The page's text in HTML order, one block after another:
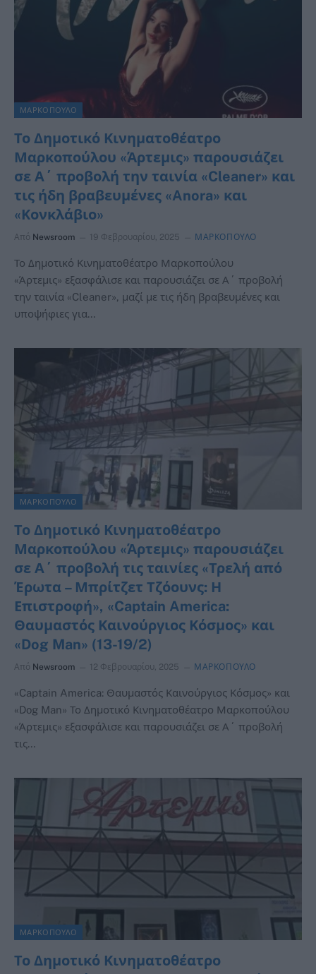
ΜΑΡΚΟΠΟΥΛΟ
Το Δημοτικό Κινηματοθέατρο
Μαρκοπούλου «Άρτεμις» παρουσιάζει
σε Α΄ προβολή την ταινία «Cleaner» και
τις ήδη βραβευμένες «Anora» και
«Κονκλάβιο»
Από Newsroom 19 Φεβρουαρίου, 2025 ΜΑΡΚΟΠΟΥΛΟ
Το Δημοτικό Κινηματοθέατρο Μαρκοπούλου
«Άρτεμις» εξασφάλισε και παρουσιάζει σε Α΄ προβολή
την ταινία «Cleaner», μαζί με τις ήδη βραβευμένες και
υποψήφιες για…
ΜΑΡΚΟΠΟΥΛΟ
Το Δημοτικό Κινηματοθέατρο
Μαρκοπούλου «Άρτεμις» παρουσιάζει
σε Α΄ προβολή τις ταινίες «Τρελή από
Έρωτα – Μπρίτζετ Τζόουνς: Η
Επιστροφή», «Captain America:
Θαυμαστός Καινούργιος Κόσμος» και
«Dog Man» (13-19/2)
Από Newsroom 12 Φεβρουαρίου, 2025 ΜΑΡΚΟΠΟΥΛΟ
«Captain America: Θαυμαστός Καινούργιος Κόσμος» και
«Dog Man» Το Δημοτικό Κινηματοθέατρο Μαρκοπούλου
«Άρτεμις» εξασφάλισε και παρουσιάζει σε Α΄ προβολή
τις…
ΜΑΡΚΟΠΟΥΛΟ
Το Δημοτικό Κινηματοθέατρο